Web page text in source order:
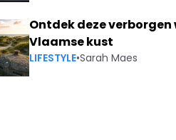
Ontdek deze
Vlaamse kust
LIFESTYLE•Sarah Maes